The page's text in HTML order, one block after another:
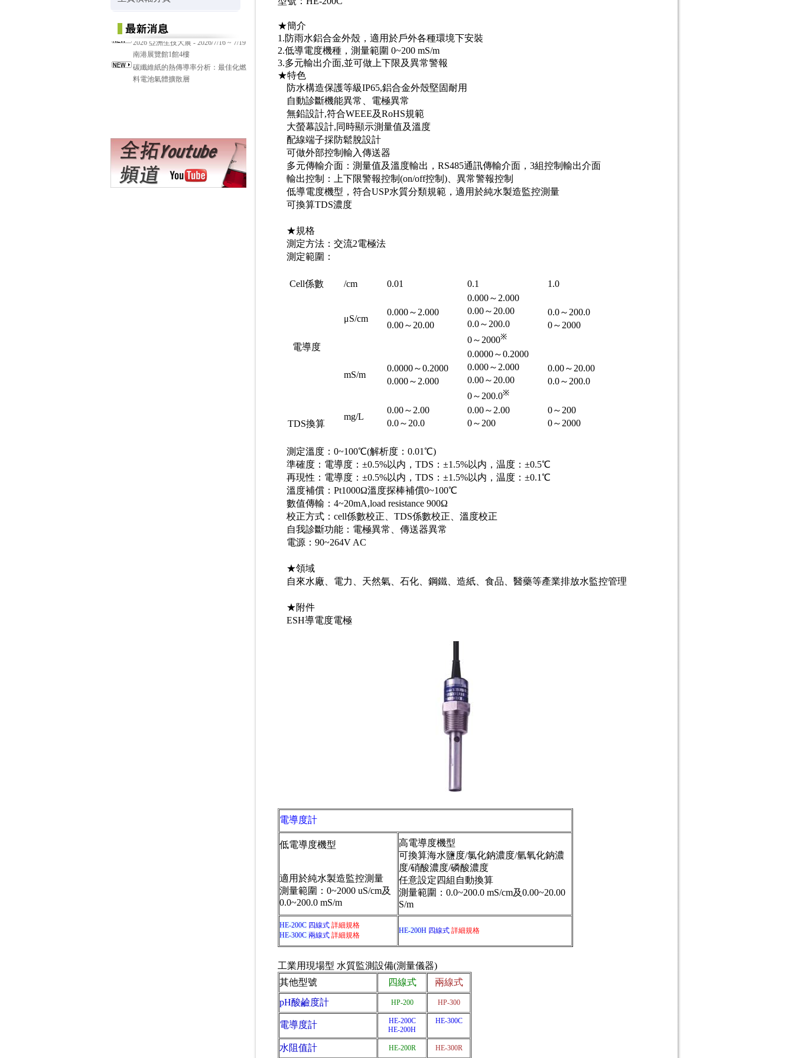
2026 亞洲生技大展 - 2026/7/16 ~ 7/19
南港展覽館1館4樓
碳纖維紙的熱傳導率分析：最佳化燃
料電池氣體擴散層
★簡介
1.防雨水鋁合金外殼，適用於戶外各種環境下安裝
2.低導電度機種，測量範圍 0~200 mS/m
3.多元輸出介面,並可做上下限及異常警報
★特色
防水構造保護等級IP65,鋁合金外殼堅固耐用
自動診斷機能異常、電極異常
無鉛設計,符合WEEE及RoHS規範
大螢幕設計,同時顯示測量值及溫度
配線端子採防鬆脫設計
可做外部控制輸入傳送器
多元傳輸介面：測量值及溫度輸出，RS485通訊傳輸介面，3組控制輸出介面
輸出控制：上下限警報控制(on/off控制)、異常警報控制
低導電度機型，符合USP水質分類規範，適用於純水製造監控測量
可換算TDS濃度
★規格
測定方法：交流2電極法
測定範圍：
Cell係數 /cm 0.01 0.1 1.0
電導度
μS/cm
0.000～2.000
0.00～20.00
0.000～2.000
0.00～20.00
0.0～200.0
0～2000※
0.0～200.0
0～2000
mS/m
0.0000～0.2000
0.000～2.000
0.0000～0.2000
0.000～2.000
0.00～20.00
0～200.0※
0.00～20.00
0.0～200.0
TDS換算
mg/L
0.00～2.00
0.0～20.0
0.00～2.00
0～200
0～200
0～2000
測定溫度：0~100℃(解析度：0.01℃)
準確度：電導度：±0.5%以内，TDS：±1.5%以内，温度：±0.5℃
再現性：電導度：±0.5%以内，TDS：±1.5%以内，温度：±0.1℃
溫度補償：Pt1000Ω溫度探棒補償0~100℃
數值傳輸：4~20mA,load resistance 900Ω
校正方式：cell係數校正、TDS係數校正、溫度校正
自我診斷功能：電極異常、傳送器異常
電源：90~264V AC
★領域
自來水廠、電力、天然氣、石化、鋼鐵、造紙、食品、醫藥等產業排放水監控管理
★附件
ESH導電度電極
電導度計
低電導度機型
適用於純水製造監控測量
測量範圍：0~2000 uS/cm及
0.0~200.0 mS/m
高電導度機型
可換算海水鹽度/氯化鈉濃度/氫氧化鈉濃
度/硝酸濃度/磷酸濃度
任意設定四組自動換算
測量範圍：0.0~200.0 mS/cm及0.00~20.00
S/m
HE-200C 四線式 詳細規格
HE-300C 兩線式 詳細規格
HE-200H 四線式 詳細規格
工業用現場型 水質監測設備(測量儀器)
其他型號
四線式
兩線式
pH酸鹼度計
HP-200 HP-300
電導度計
HE-200C
HE-200H
HE-300C
水阻值計 HE-200R HE-300R